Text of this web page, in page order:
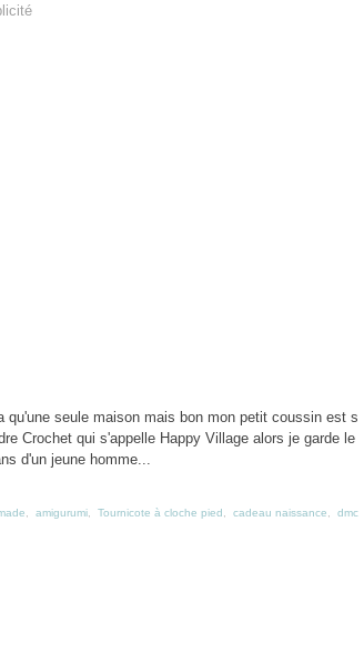
seule maison mais bon mon petit coussin est s
Crochet qui s'appelle Happy Village alors je garde le
d'un jeune homme...
amigurumi Tournicote à cloche pied cadeau naissance
dmc